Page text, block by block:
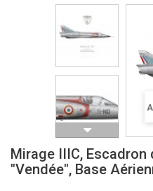
Mirage IIIC, Escadron
"Vendée", Base